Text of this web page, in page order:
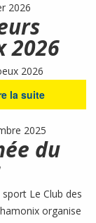
2026
2026
2026
la suite
2025
du
Le Club des
organise